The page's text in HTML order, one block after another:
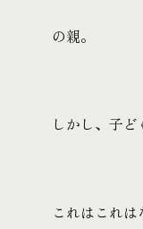
の親。
しかし、子
これはこれは